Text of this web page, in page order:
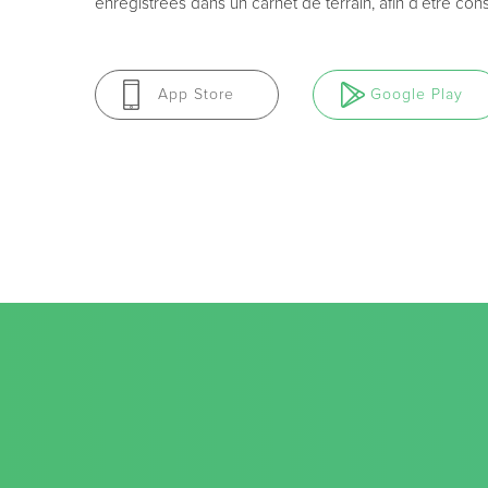
enregistrées dans un carnet de terrain, afin d’être
App Store Google Play